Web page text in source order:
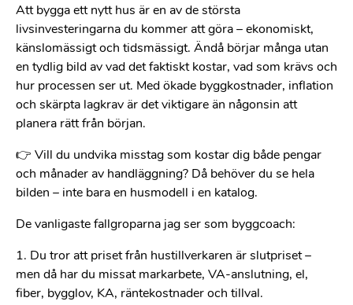
Att bygga ett nytt hus är en av de största
livsinvesteringarna du kommer att göra – ekonomiskt,
känslomässigt och tidsmässigt. Ändå börjar många utan
en tydlig bild av vad det faktiskt kostar, vad som krävs och
hur processen ser ut. Med ökade byggkostnader, inflation
och skärpta lagkrav är det viktigare än någonsin att
planera rätt från början.
👉 Vill du undvika misstag som kostar dig både pengar
och månader av handläggning? Då behöver du se hela
bilden – inte bara en husmodell i en katalog.
De vanligaste fallgroparna jag ser som byggcoach:
1. Du tror att priset från hustillverkaren är slutpriset –
men då har du missat markarbete, VA-anslutning, el,
fiber, bygglov, KA, räntekostnader och tillval.